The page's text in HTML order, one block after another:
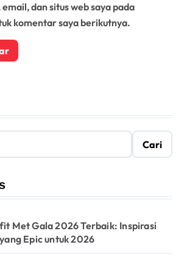
dan situs web saya pada
komentar saya berikutnya.
Cari
Met Gala 2026 Terbaik: Inspirasi
Epic untuk 2026